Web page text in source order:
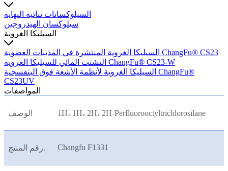
السيلوكسانات ثنائية النهاية
سيلوكسان الهيدروجين
السيليكا الغروية
السيليكا الغروية المنتشرة في المذيبات العضوية ChangFu® CS23
التشتت المائي للسيليكا الغروية ChangFu® CS23-W
السيليكا الغروية لأنظمة الأشعة فوق البنفسجية ChangFu®
CS23UV
المواصفات
الوصف 1H، 1H، 2H، 2H-Perfluorooctyltrichlorosilane
رقم المنتج. Changfu F1331